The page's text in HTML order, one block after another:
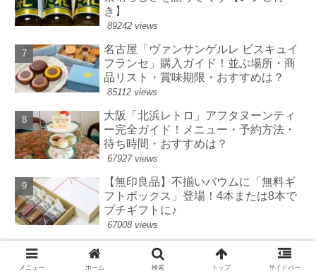
き】
89242 views
名古屋「ヴァンサンゲルレ ビスキュイ
フランセ」購入ガイド！並ぶ場所・商
品リスト・賞味期限・おすすめは？
85112 views
大阪「北浜レトロ」アフタヌーンティ
ー完全ガイド！メニュー・予約方法・
待ち時間・おすすめは？
67927 views
【無印良品】不揃いバウムに「無料ギ
フトボックス」登場！4本または8本で
プチギフトに♪
67008 views
【オードリー】苺型チョコ「ハローベ
リー」が超キュート♪値段・販売期
メニュー ホーム 検索 トップ サイドバー